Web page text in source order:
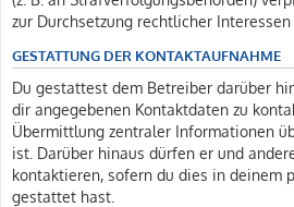
zur Durchsetzung rechtlicher
GESTATTUNG DER KONTAKTAUFNAHME
Du gestattest dem Betreiber darüber
dir angegebenen Kontaktdaten zu
Übermittlung zentraler Informationen
ist. Darüber hinaus dürfen er und
kontaktieren, sofern du dies in deinem
gestattet hast.